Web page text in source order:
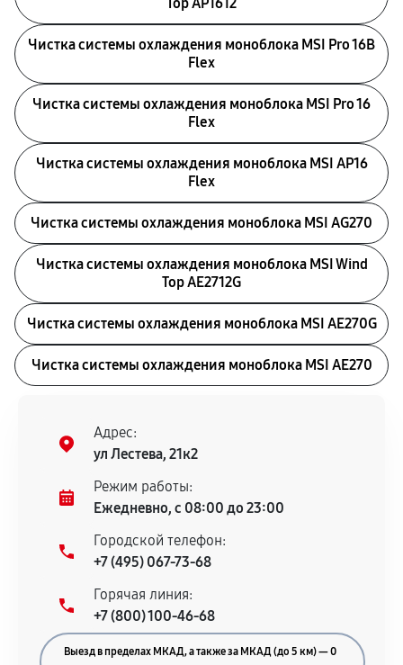
Чистка системы охлаждения моноблока MSI Pro 16B
Flex
Чистка системы охлаждения моноблока MSI Pro 16
Flex
Чистка системы охлаждения моноблока MSI AP16
Flex
Чистка системы охлаждения моноблока MSI AG270
Чистка системы охлаждения моноблока MSI Wind
Top AE2712G
Чистка системы охлаждения моноблока MSI AE270G
Чистка системы охлаждения моноблока MSI AE270
Адрес:
ул Лестева, 21к2
Режим работы:
Ежедневно, с 08:00 до 23:00
Городской телефон:
+7 (495) 067-73-68
Горячая линия:
+7 (800) 100-46-68
Выезд в пределах МКАД, а также за МКАД (до 5 км) — 0